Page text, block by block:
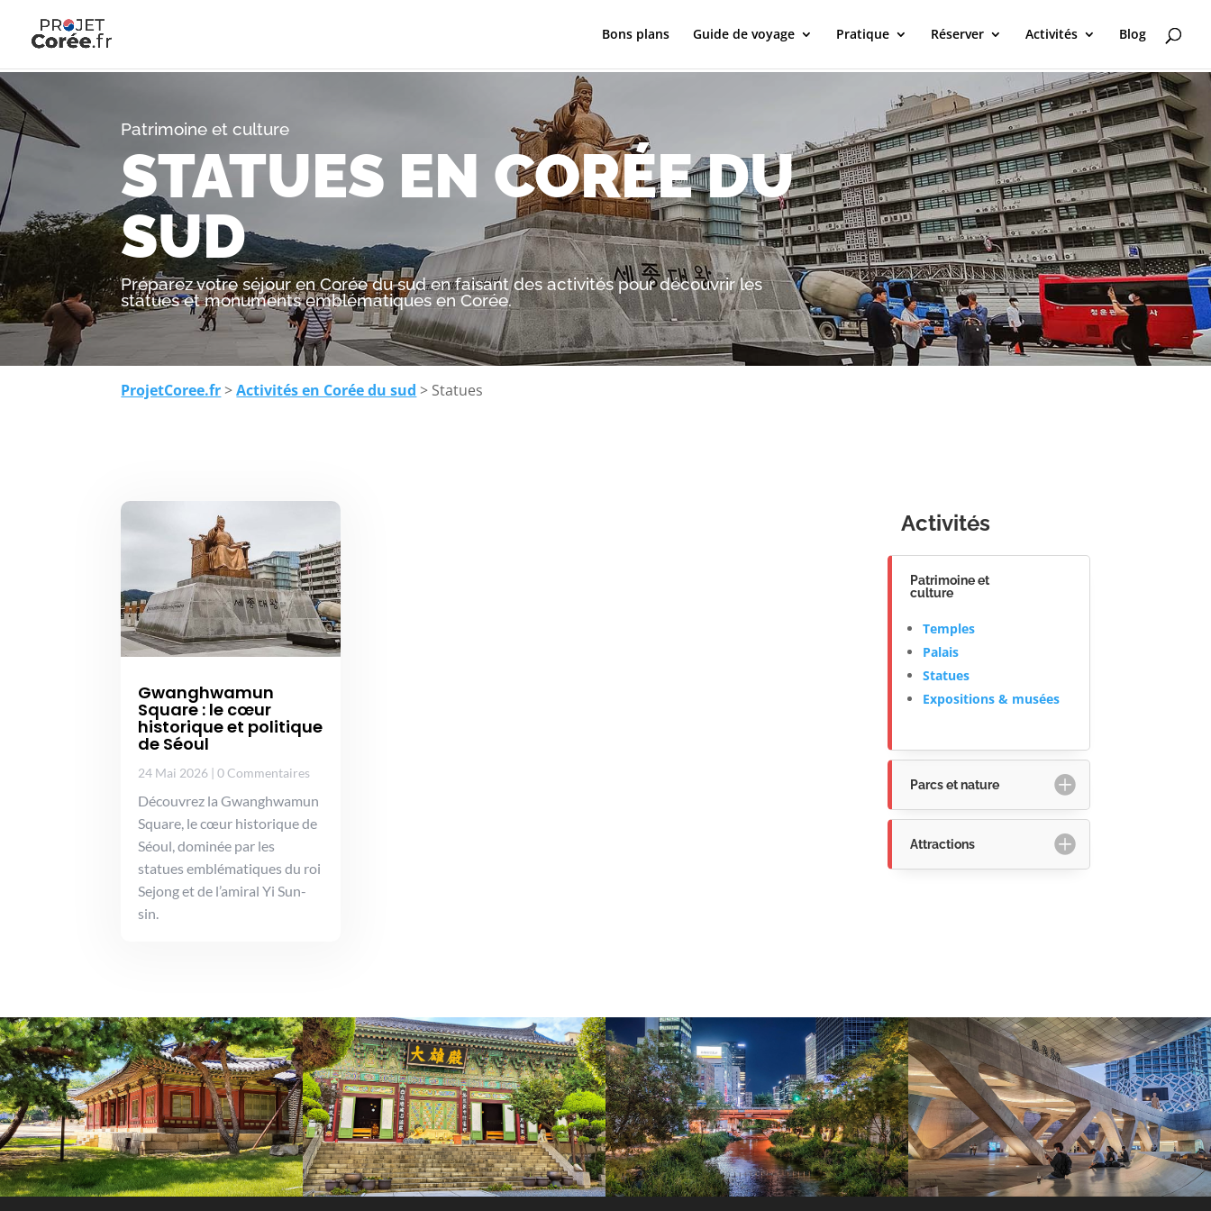
Bons plans Guide de voyage Pratique Réserver Activités Blog
Patrimoine et culture
STATUES EN CORÉE DU
SUD
Préparez votre séjour en Corée du sud en faisant des activités pour découvrir les
statues et monuments emblématiques en Corée.
ProjetCoree.fr>Activités en Corée du sud > Statues
Gwanghwamun
Square : le cœur
historique et politique
de Séoul
24 Mai 2026 |0 Commentaires
Découvrez la Gwanghwamun
Square, le cœur historique de
Séoul, dominée par les
statues emblématiques du roi
Sejong et de l’amiral Yi Sun-
sin.
Activités
Patrimoine et
culture
Temples
Palais
Statues
Expositions & musées
Parcs et nature
Attractions